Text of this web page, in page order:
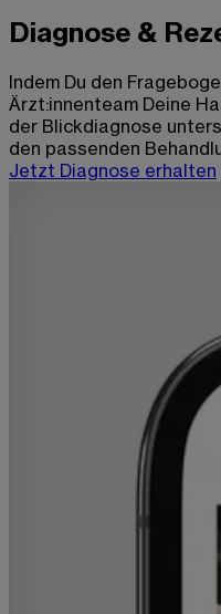
Diagnose &
Indem Du den
Ärzt:innenteam Deine
der Blickdiagnose
den passenden
Jetzt Diagnose erhalten